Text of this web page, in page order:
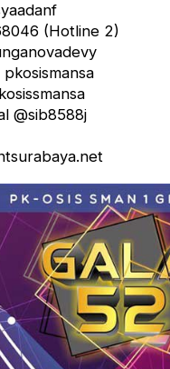
(Hotline 2)
@sib8588j